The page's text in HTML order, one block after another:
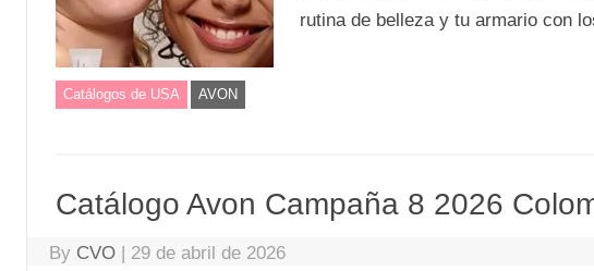
rutina de belleza y tu armario con
Catálogos de USA AVON
Catálogo Avon Campaña 8 2026
By CVO | 29 de abril de 2026